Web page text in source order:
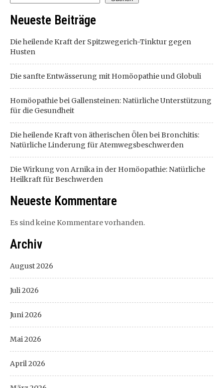
Neueste Beiträge
Die heilende Kraft der Spitzwegerich-Tinktur gegen
Husten
Die sanfte Entwässerung mit Homöopathie und Globuli
Homöopathie bei Gallensteinen: Natürliche Unterstützung
für die Gesundheit
Die heilende Kraft von ätherischen Ölen bei Bronchitis:
Natürliche Linderung für Atemwegsbeschwerden
Die Wirkung von Arnika in der Homöopathie: Natürliche
Heilkraft für Beschwerden
Neueste Kommentare
Es sind keine Kommentare vorhanden.
Archiv
August 2026
Juli 2026
Juni 2026
Mai 2026
April 2026